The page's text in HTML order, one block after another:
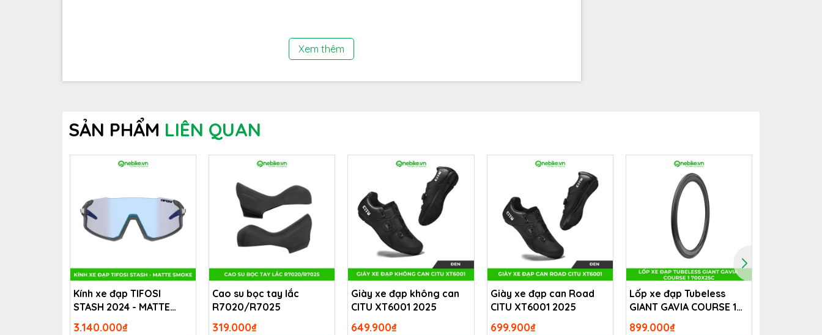
Xem thêm
SẢN PHẨM LIÊN QUAN
Kính xe đạp TIFOSI
STASH 2024 - MATTE
SMOKE
3.140.000₫
Cao su bọc tay lắc
R7020/R7025
319.000₫
Giày xe đạp không can
CITU XT6001 2025
649.900₫
Giày xe đạp can Road
CITU XT6001 2025
699.900₫
Lốp xe đạp Tubeless
GIANT GAVIA COURSE 1
700x25c
899.000₫